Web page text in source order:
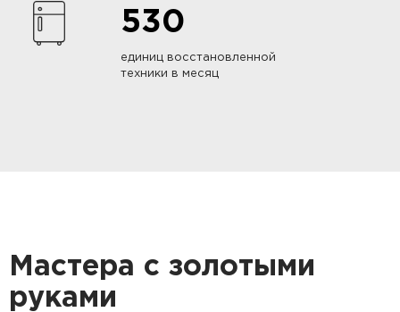
530
единиц восстановленной
техники в месяц
Мастера с золотыми
руками